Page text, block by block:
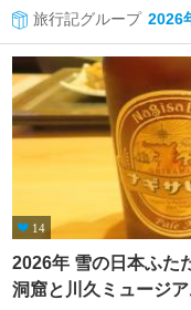
旅行記グループ 2026
14
2026年 雪の日本ふた
洞窟と川久ミュージア